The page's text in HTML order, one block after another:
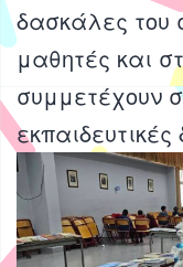
δασκάλες του
μαθητές και
συμμετέχουν